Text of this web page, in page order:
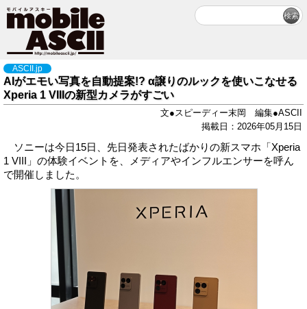
ASCII.jp
AIがエモい写真を自動提案!? α譲りのルックを使いこなせる
Xperia 1 VIIIの新型カメラがすごい
文●スピーディー末岡 編集●ASCII
掲載日：2026年05月15日
ソニーは今日15日、先日発表されたばかりの新スマホ「Xperia
1 VIII」の体験イベントを、メディアやインフルエンサーを呼ん
で開催しました。